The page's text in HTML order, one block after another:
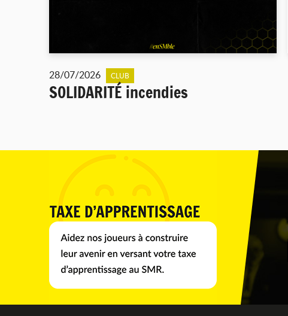
28/07/2026 CLUB
SOLIDARITÉ incendies